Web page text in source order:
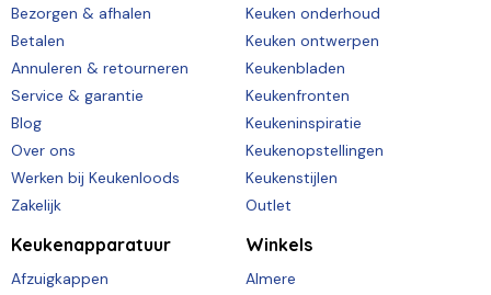
Bezorgen & afhalen
Betalen
Annuleren & retourneren
Service & garantie
Blog
Over ons
Werken bij Keukenloods
Zakelijk
Keuken onderhoud
Keuken ontwerpen
Keukenbladen
Keukenfronten
Keukeninspiratie
Keukenopstellingen
Keukenstijlen
Outlet
Keukenapparatuur
Afzuigkappen
Winkels
Almere